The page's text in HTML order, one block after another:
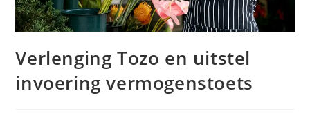
Verlenging Tozo en uitstel
invoering vermogenstoets